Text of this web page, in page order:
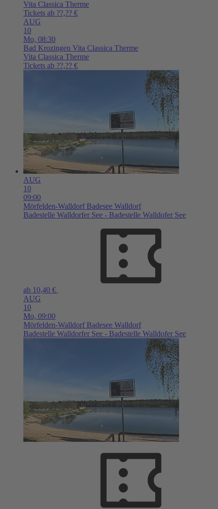
Vita Classica Therme
Tickets ab ??,?? €
AUG
10
Mo, 08:30
Bad Krozingen Vita Classica Therme
Vita Classica Therme
Tickets ab ??,?? €
AUG
10
09:00
Mörfelden-Walldorf Badesee Walldorf
Badestelle Walldorfer See - Badestelle Walldofer See
ab 10,40 €
AUG
10
Mo, 09:00
Mörfelden-Walldorf Badesee Walldorf
Badestelle Walldorfer See - Badestelle Walldofer See